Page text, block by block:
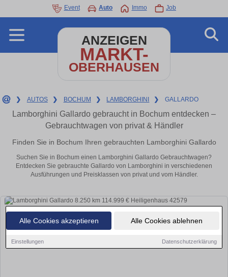
Alle Cookies akzeptieren Alle Cookies ablehnen
Einstellungen Datenschutzerklärung
Event Auto Immo Job
ANZEIGEN
MARKT-
OBERHAUSEN
❯ AUTOS ❯ BOCHUM ❯ LAMBORGHINI ❯ GALLARDO
Lamborghini Gallardo gebraucht in Bochum entdecken –
Gebrauchtwagen von privat & Händler
Finden Sie in Bochum Ihren gebrauchten Lamborghini Gallardo
Suchen Sie in Bochum einen Lamborghini Gallardo Gebrauchtwagen?
Entdecken Sie gebrauchte Gallardo von Lamborghini in verschiedenen
Ausführungen und Preisklassen von privat und vom Händler.